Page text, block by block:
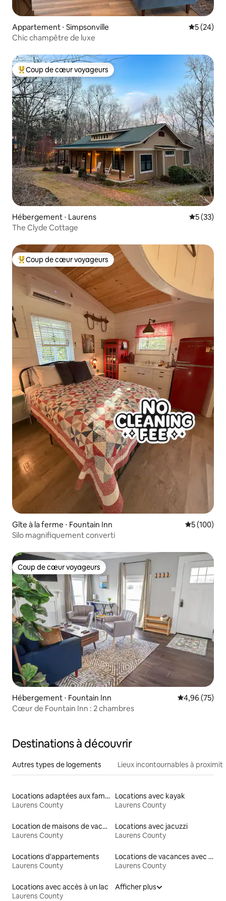
Appartement ⋅ Simpsonville
5 (24)
Chic champêtre de luxe
Coups de cœur voyageurs les plus appréciés
Coup de cœur voyageurs
Hébergement ⋅ Laurens
5 (33)
The Clyde Cottage
Coups de cœur voyageurs les plus appréciés
Coup de cœur voyageurs
Gîte à la ferme ⋅ Fountain Inn Évaluation
5 (100)
Silo magnifiquement converti
Coup de cœur voyageurs
Coup de cœur voyageurs
Hébergement ⋅ Fountain Inn Évaluation
4,96 (75)
Cœur de Fountain Inn : 2 chambres
Destinations à découvrir
Autres types de logements Lieux incontournables à
Locations adaptées aux familles
Laurens County
Locations avec kayak
Laurens County
Location de maisons de vacances
Laurens County
Locations avec jacuzzi
Laurens County
Locations d'appartements
Laurens County
Locations de vacances avec piscine
Laurens County
Locations avec accès à un lac
Laurens County
Afficher plus